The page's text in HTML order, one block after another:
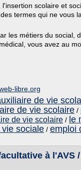
l'insertion scolaire et
termes qui ne vous
les métiers du social,
vous avez au
libre.org
de vie
de vie scolaire /
de vie scolaire / le
sociale / emploi
à l'AVS